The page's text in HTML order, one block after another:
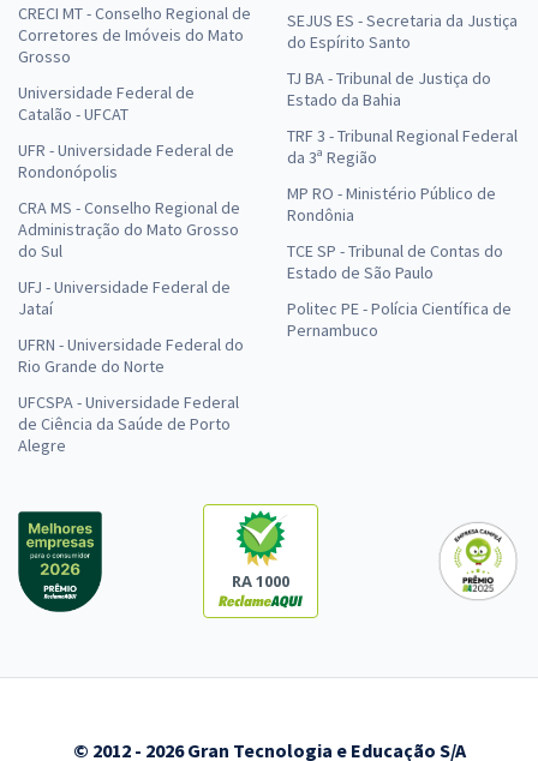
CRECI MT - Conselho Regional de
Corretores de Imóveis do Mato
Grosso
Universidade Federal de
Catalão - UFCAT
UFR - Universidade Federal de
Rondonópolis
CRA MS - Conselho Regional de
Administração do Mato Grosso
do Sul
UFJ - Universidade Federal de
Jataí
UFRN - Universidade Federal do
Rio Grande do Norte
UFCSPA - Universidade Federal
de Ciência da Saúde de Porto
Alegre
SEJUS ES - Secretaria da Justiça
do Espírito Santo
TJ BA - Tribunal de Justiça do
Estado da Bahia
TRF 3 - Tribunal Regional Federal
da 3ª Região
MP RO - Ministério Público de
Rondônia
TCE SP - Tribunal de Contas do
Estado de São Paulo
Politec PE - Polícia Científica de
Pernambuco
RA 1000
© 2012 - 2026 Gran Tecnologia e Educação S/A